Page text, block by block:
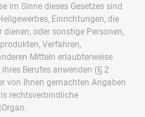
im Sinne dieses Gesetzes sind
Einrichtungen, die
oder sonstige Personen,
Verfahren,
Mitteln erlaubterweise
Berufes anwenden (§ 2
von Ihnen gemachten Angaben
rechtsverbindliche